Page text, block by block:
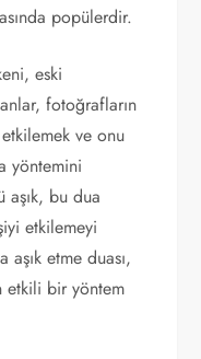
popülerdir.
eski
fotoğrafların
ve onu
yöntemini
aşık, bu dua
etkilemeyi
aşık etme duası,
etkili bir yöntem